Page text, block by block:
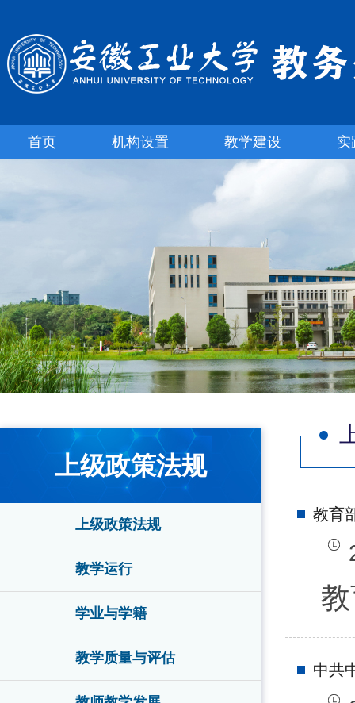
首页 机构设置 教学建设 实
上级政策法规
上级政策法规
教学运行
学业与学籍
教学质量与评估
教育
中共